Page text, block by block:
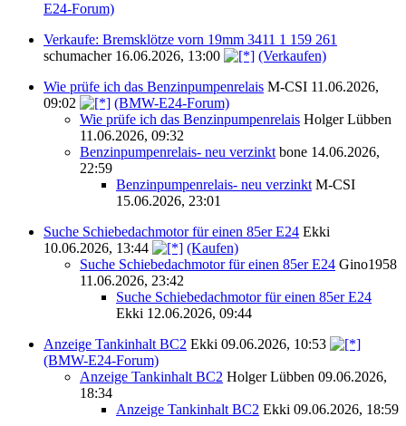
E24-Forum)
Verkaufe: Bremsklötze vorn 19mm 3411 1 159 261
schumacher 16.06.2026, 13:00
(Verkaufen)
Wie prüfe ich das Benzinpumpenrelais M-CSI 11.06.2026,
09:02
(BMW-E24-Forum)
Wie prüfe ich das Benzinpumpenrelais Holger Lübben
11.06.2026, 09:32
Benzinpumpenrelais- neu verzinkt bone 14.06.2026,
22:59
Benzinpumpenrelais- neu verzinkt M-CSI
15.06.2026, 23:01
Suche Schiebedachmotor für einen 85er E24 Ekki
10.06.2026, 13:44
(Kaufen)
Suche Schiebedachmotor für einen 85er E24 Gino1958
11.06.2026, 23:42
Suche Schiebedachmotor für einen 85er E24
Ekki 12.06.2026, 09:44
Anzeige Tankinhalt BC2 Ekki 09.06.2026, 10:53
(BMW-E24-Forum)
Anzeige Tankinhalt BC2 Holger Lübben 09.06.2026,
18:34
Anzeige Tankinhalt BC2 Ekki 09.06.2026, 18:59